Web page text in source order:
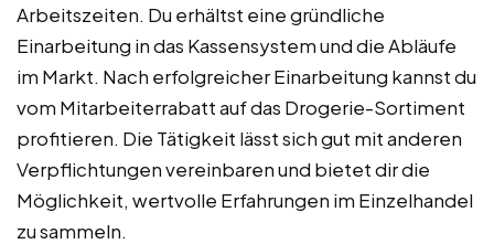
Arbeitszeiten. Du erhältst eine gründliche
Einarbeitung in das Kassensystem und die Abläufe
im Markt. Nach erfolgreicher Einarbeitung kannst du
vom Mitarbeiterrabatt auf das Drogerie-Sortiment
profitieren. Die Tätigkeit lässt sich gut mit anderen
Verpflichtungen vereinbaren und bietet dir die
Möglichkeit, wertvolle Erfahrungen im Einzelhandel
zu sammeln.